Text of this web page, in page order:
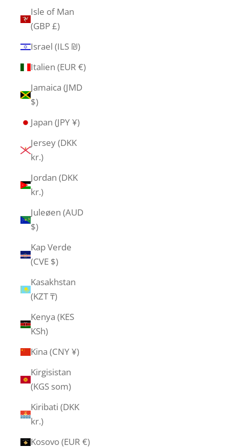
Isle of Man
(GBP £)
Israel (ILS ₪)
Italien (EUR €)
Jamaica (JMD
$)
Japan (JPY ¥)
Jersey (DKK
kr.)
Jordan (DKK
kr.)
Juleøen (AUD
$)
Kap Verde
(CVE $)
Kasakhstan
(KZT ₸)
Kenya (KES
KSh)
Kina (CNY ¥)
Kirgisistan
(KGS som)
Kiribati (DKK
kr.)
Kosovo (EUR €)